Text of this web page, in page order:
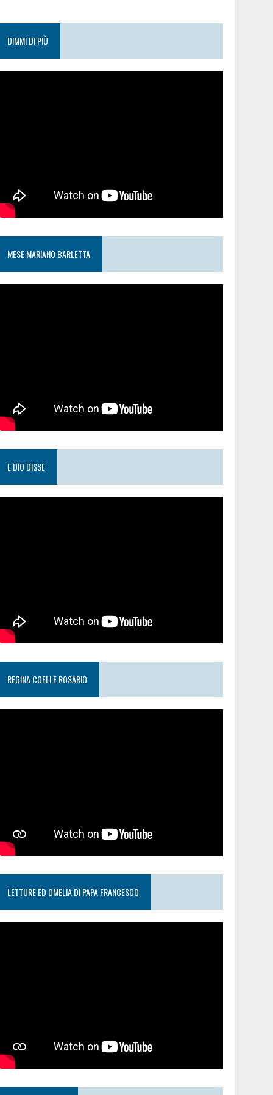
DIMMI DI PIÙ
MESE MARIANO BARLETTA
E DIO DISSE
REGINA COELI E ROSARIO
LETTURE ED OMELIA DI PAPA FRANCESCO